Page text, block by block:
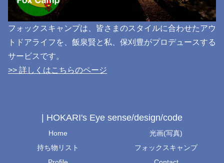
フォックスキャンプは、皆さまのスタイルに合わせたアウ
トドアライフを、飯泉賢と私、保刈豊がプロデュースする
サービスです。
>> 詳しくはこちらのページ
| HOKARI's Eye sense/design/code
Home
光画(写真)
持ち物リスト
フォックスキャンプ